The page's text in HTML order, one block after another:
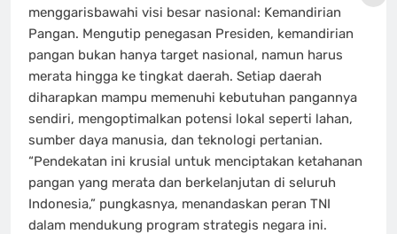
menggarisbawahi visi besar nasional: Kemandirian
Pangan. Mengutip penegasan Presiden, kemandirian
pangan bukan hanya target nasional, namun harus
merata hingga ke tingkat daerah. Setiap daerah
diharapkan mampu memenuhi kebutuhan pangannya
sendiri, mengoptimalkan potensi lokal seperti lahan,
sumber daya manusia, dan teknologi pertanian.
“Pendekatan ini krusial untuk menciptakan ketahanan
pangan yang merata dan berkelanjutan di seluruh
Indonesia,” pungkasnya, menandaskan peran TNI
dalam mendukung program strategis negara ini.